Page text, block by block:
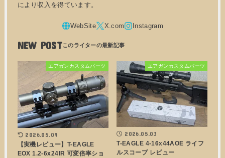
により収入を得ています。
NEW POST
エアガンカスタムパーツ
2026.05.09
【実機レビュー】T-EAGLE
EOX 1.2-6x24IR 可変倍率ショ
エアガンカスタムパーツ
2026.05.03
T-EAGLE 4-16x44AOE ライフ
ルスコープ レビュー